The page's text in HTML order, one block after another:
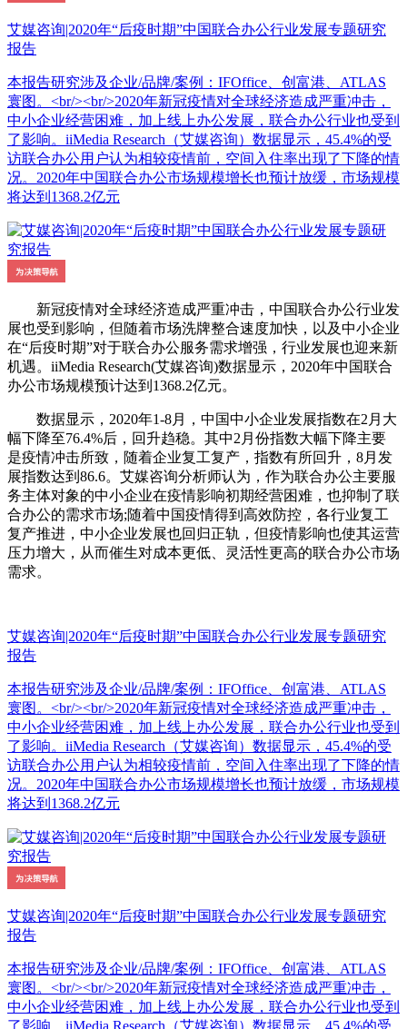
艾媒咨询|2020年“后疫时期”中国联合办公行业发展专题研究
报告
本报告研究涉及企业/品牌/案例：IFOffice、创富港、ATLAS
寰图。<br/><br/>2020年新冠疫情对全球经济造成严重冲击，
中小企业经营困难，加上线上办公发展，联合办公行业也受到
了影响。iiMedia Research（艾媒咨询）数据显示，45.4%的受
访联合办公用户认为相较疫情前，空间入住率出现了下降的情
况。2020年中国联合办公市场规模增长也预计放缓，市场规模
将达到1368.2亿元
新冠疫情对全球经济造成严重冲击，中国联合办公行业发
展也受到影响，但随着市场洗牌整合速度加快，以及中小企业
在“后疫时期”对于联合办公服务需求增强，行业发展也迎来新
机遇。iiMedia Research(艾媒咨询)数据显示，2020年中国联合
办公市场规模预计达到1368.2亿元。
数据显示，2020年1-8月，中国中小企业发展指数在2月大
幅下降至76.4%后，回升趋稳。其中2月份指数大幅下降主要
是疫情冲击所致，随着企业复工复产，指数有所回升，8月发
展指数达到86.6。艾媒咨询分析师认为，作为联合办公主要服
务主体对象的中小企业在疫情影响初期经营困难，也抑制了联
合办公的需求市场;随着中国疫情得到高效防控，各行业复工
复产推进，中小企业发展也回归正轨，但疫情影响也使其运营
压力增大，从而催生对成本更低、灵活性更高的联合办公市场
需求。
艾媒咨询|2020年“后疫时期”中国联合办公行业发展专题研究
报告
本报告研究涉及企业/品牌/案例：IFOffice、创富港、ATLAS
寰图。<br/><br/>2020年新冠疫情对全球经济造成严重冲击，
中小企业经营困难，加上线上办公发展，联合办公行业也受到
了影响。iiMedia Research（艾媒咨询）数据显示，45.4%的受
访联合办公用户认为相较疫情前，空间入住率出现了下降的情
况。2020年中国联合办公市场规模增长也预计放缓，市场规模
将达到1368.2亿元
艾媒咨询|2020年“后疫时期”中国联合办公行业发展专题研究
报告
本报告研究涉及企业/品牌/案例：IFOffice、创富港、ATLAS
寰图。<br/><br/>2020年新冠疫情对全球经济造成严重冲击，
中小企业经营困难，加上线上办公发展，联合办公行业也受到